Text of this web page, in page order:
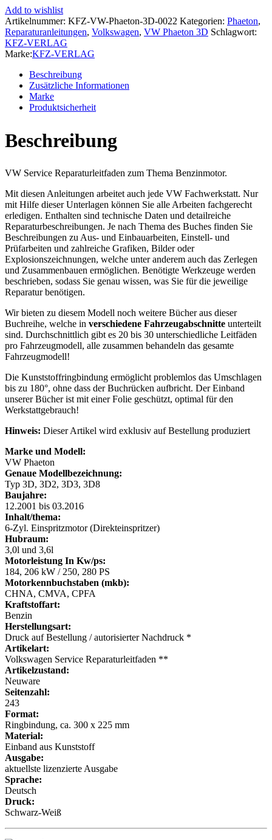
(01-
16)
6-
Zyl.
3,0l
3,6l
Benzinmotor
Reparaturanleitung
Add to wishlist
Artikelnummer: KFZ-VW-Phaeton-3D-0022 Kategorien: Phaeton,
Reparaturanleitungen, Volkswagen, VW Phaeton 3D Schlagwort:
KFZ-VERLAG
Marke:KFZ-VERLAG
Beschreibung
Zusätzliche Informationen
Marke
Produktsicherheit
Beschreibung
VW Service Reparaturleitfaden zum Thema Benzinmotor.
Mit diesen Anleitungen arbeitet auch jede VW Fachwerkstatt. Nur
mit Hilfe dieser Unterlagen können Sie alle Arbeiten fachgerecht
erledigen. Enthalten sind technische Daten und detailreiche
Reparaturbeschreibungen. Je nach Thema des Buches finden Sie
Beschreibungen zu Aus- und Einbauarbeiten, Einstell- und
Prüfarbeiten und zahlreiche Grafiken, Bilder oder
Explosionszeichnungen, welche unter anderem auch das Zerlegen
und Zusammenbauen ermöglichen. Benötigte Werkzeuge werden
beschrieben, sodass Sie genau wissen, was Sie für die jeweilige
Reparatur benötigen.
Wir bieten zu diesem Modell noch weitere Bücher aus dieser
Buchreihe, welche in verschiedene Fahrzeugabschnitte unterteilt
sind. Durchschnittlich gibt es 20 bis 30 unterschiedliche Leitfäden
pro Fahrzeugmodell, alle zusammen behandeln das gesamte
Fahrzeugmodell!
Die Kunststoffringbindung ermöglicht problemlos das Umschlagen
bis zu 180°, ohne dass der Buchrücken aufbricht. Der Einband
unserer Bücher ist mit einer Folie geschützt, optimal für den
Werkstattgebrauch!
Hinweis: Dieser Artikel wird exklusiv auf Bestellung produziert
Marke und Modell:
VW Phaeton
Genaue Modellbezeichnung:
Typ 3D, 3D2, 3D3, 3D8
Baujahre:
12.2001 bis 03.2016
Inhalt/thema:
6-Zyl. Einspritzmotor (Direkteinspritzer)
Hubraum:
3,0l und 3,6l
Motorleistung In Kw/ps:
184, 206 kW / 250, 280 PS
Motorkennbuchstaben (mkb):
CHNA, CMVA, CPFA
Kraftstoffart:
Benzin
Herstellungsart:
Druck auf Bestellung / autorisierter Nachdruck *
Artikelart:
Volkswagen Service Reparaturleitfaden **
Artikelzustand:
Neuware
Seitenzahl:
243
Format:
Ringbindung, ca. 300 x 225 mm
Material:
Einband aus Kunststoff
Ausgabe:
aktuellste lizenzierte Ausgabe
Sprache:
Deutsch
Druck:
Schwarz-Weiß